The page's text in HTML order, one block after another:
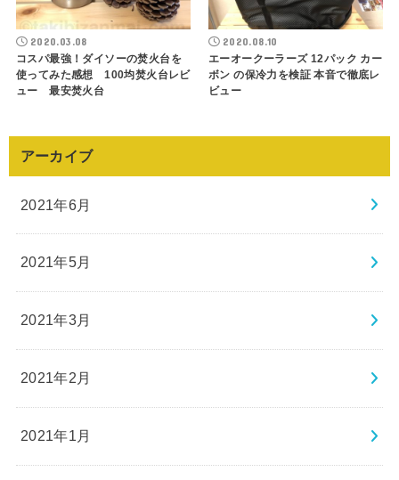
2020.03.08
コスパ最強！ダイソーの焚火台を
使ってみた感想 100均焚火台レビ
ュー 最安焚火台
2020.08.10
エーオークーラーズ 12パック カー
ボン の保冷力を検証 本音で徹底レ
ビュー
アーカイブ
2021年6月
2021年5月
2021年3月
2021年2月
2021年1月